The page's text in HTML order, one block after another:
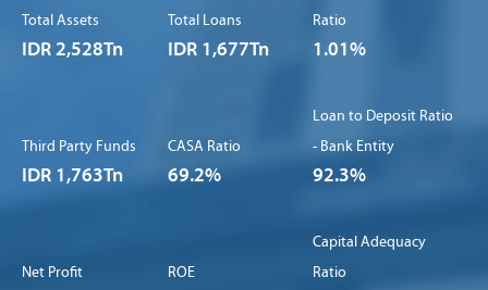
Total Assets
IDR 2,528Tn
Total Loans
IDR 1,677Tn
Ratio
1.01%
Third Party Funds
IDR 1,763Tn
CASA Ratio
69.2%
Loan to Deposit Ratio
- Bank Entity
92.3%
Net Profit ROE
Capital Adequacy
Ratio